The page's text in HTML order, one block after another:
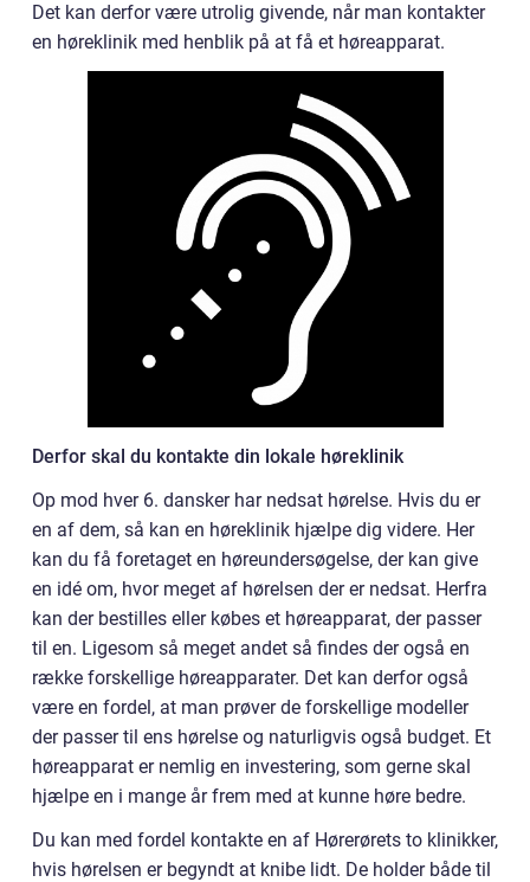
Det kan derfor være utrolig givende, når man kontakter
en høreklinik med henblik på at få et høreapparat.
Derfor skal du kontakte din lokale høreklinik
Op mod hver 6. dansker har nedsat hørelse. Hvis du er
en af dem, så kan en høreklinik hjælpe dig videre. Her
kan du få foretaget en høreundersøgelse, der kan give
en idé om, hvor meget af hørelsen der er nedsat. Herfra
kan der bestilles eller købes et høreapparat, der passer
til en. Ligesom så meget andet så findes der også en
række forskellige høreapparater. Det kan derfor også
være en fordel, at man prøver de forskellige modeller
der passer til ens hørelse og naturligvis også budget. Et
høreapparat er nemlig en investering, som gerne skal
hjælpe en i mange år frem med at kunne høre bedre.
Du kan med fordel kontakte en af Hørerørets to klinikker,
hvis hørelsen er begyndt at knibe lidt. De holder både til